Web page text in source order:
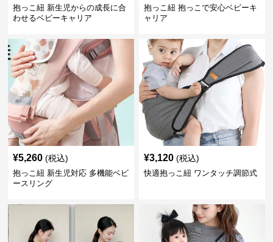
抱っこ紐 新生児からの成長に合
わせるベビーキャリア
抱っこ紐 抱っこで安心ベビーキ
ャリア
¥5,260 (税込)
抱っこ紐 新生児対応 多機能ベビ
ースリング
¥3,120 (税込)
快適抱っこ紐 ワンタッチ調節式